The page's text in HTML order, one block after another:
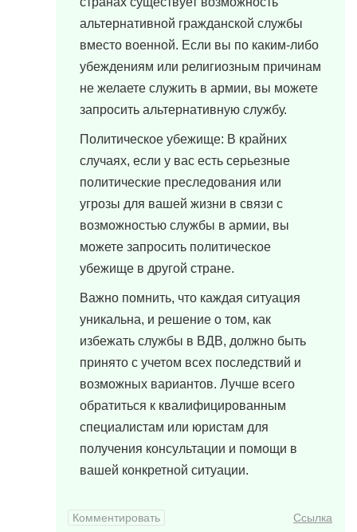
альтернативной гражданской службы
вместо военной. Если вы по каким-либо
убеждениям или религиозным причинам
не желаете служить в армии, вы можете
запросить альтернативную службу.
Политическое убежище: В крайних
случаях, если у вас есть серьезные
политические преследования или
угрозы для вашей жизни в связи с
возможностью службы в армии, вы
можете запросить политическое
убежище в другой стране.
Важно помнить, что каждая ситуация
уникальна, и решение о том, как
избежать службы в ВДВ, должно быть
принято с учетом всех последствий и
возможных вариантов. Лучше всего
обратиться к квалифицированным
специалистам или юристам для
получения консультации и помощи в
вашей конкретной ситуации.
Комментировать Ссылка